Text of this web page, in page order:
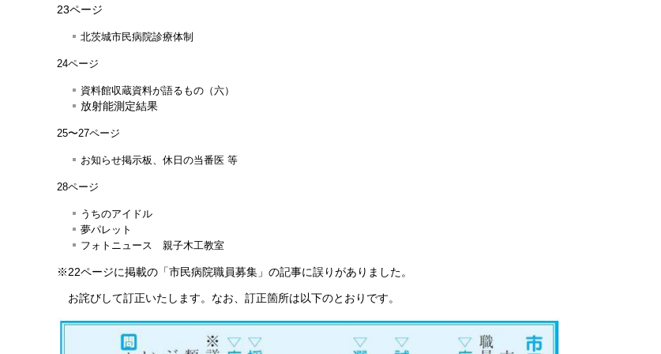
23ページ
北茨城市民病院診療体制
24ページ
資料館収蔵資料が語るもの（六）
放射能測定結果
25〜27ページ
お知らせ掲示板、休日の当番医 等
28ページ
うちのアイドル
夢パレット
フォトニュース 親子木工教室
※22ページに掲載の「市民病院職員募集」の記事に誤りがありました。
お詫びして訂正いたします。なお、訂正箇所は以下のとおりです。